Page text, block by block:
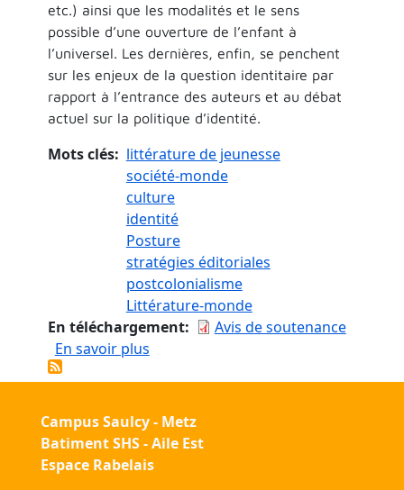
etc.) ainsi que les modalités et le sens
possible d’une ouverture de l’enfant à
l’universel. Les dernières, enfin, se penchent
sur les enjeux de la question identitaire par
rapport à l’entrance des auteurs et au débat
actuel sur la politique d’identité.
Mots clés
littérature de jeunesse
société-monde
culture
identité
Posture
stratégies éditoriales
postcolonialisme
Littérature-monde
En téléchargement
Avis de soutenance
En savoir plussur Société-monde et production
Campus Saulcy - Metz
Batiment SHS - Aile Est
Espace Rabelais